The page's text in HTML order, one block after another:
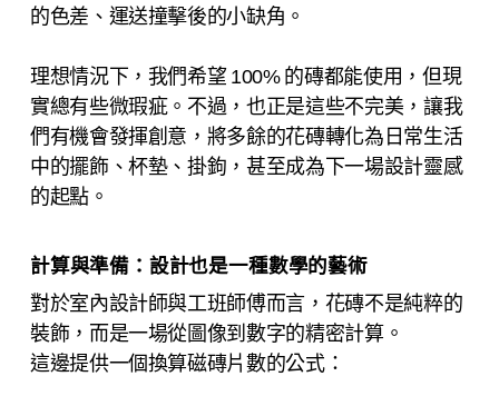
的色差、運送撞擊後的小缺角。
理想情況下，我們希望 100% 的磚都能使用，但現
實總有些微瑕疵。不過，也正是這些不完美，讓我
們有機會發揮創意，將多餘的花磚轉化為日常生活
中的擺飾、杯墊、掛鉤，甚至成為下一場設計靈感
的起點。
計算與準備：設計也是一種數學的藝術
對於室內設計師與工班師傅而言，花磚不是純粹的
裝飾，而是一場從圖像到數字的精密計算。
這邊提供一個換算磁磚片數的公式：